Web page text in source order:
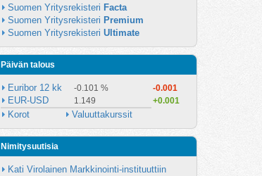
Suomen Yritysrekisteri Facta
Suomen Yritysrekisteri Premium
Suomen Yritysrekisteri Ultimate
Päivän talous
Euribor 12 kk -0.101 % -0.001
EUR-USD 1.149 +0.001
Korot Valuuttakurssit
Nimitysuutisia
Kati Virolainen Markkinointi-instituuttiin